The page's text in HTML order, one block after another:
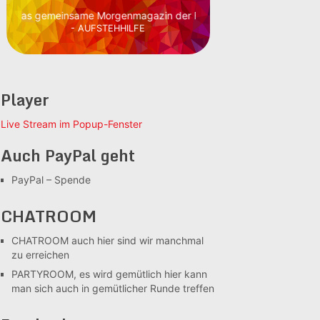
gemeinsame Morgenmagazin der Freien Radios
- AUFSTEHHILFE
Player
Live Stream im Popup-Fenster
Auch PayPal geht
PayPal – Spende
CHATROOM
CHATROOM auch hier sind wir manchmal
zu erreichen
PARTYROOM, es wird gemütlich hier kann
man sich auch in gemütlicher Runde treffen